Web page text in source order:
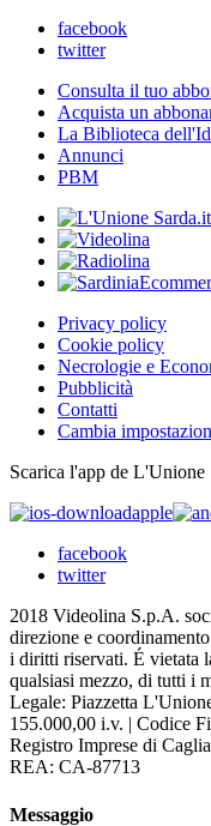
facebook
twitter
Consulta il tuo
Acquista un
La Biblioteca
Annunci
PBM
Privacy policy
Cookie policy
Necrologie e
Pubblicità
Contatti
Cambia
Scarica l'app de L'Unione
apple
facebook
twitter
2018 Videolina S.p.A.
direzione e
i diritti riservati. É vietata
qualsiasi mezzo, di tutti i
Legale: Piazzetta
155.000,00 i.v. | Codice
Registro Imprese di
REA: CA-87713
Messaggio